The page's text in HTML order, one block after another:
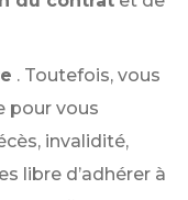
. Toutefois, vous
pour vous
invalidité,
libre d’adhérer à